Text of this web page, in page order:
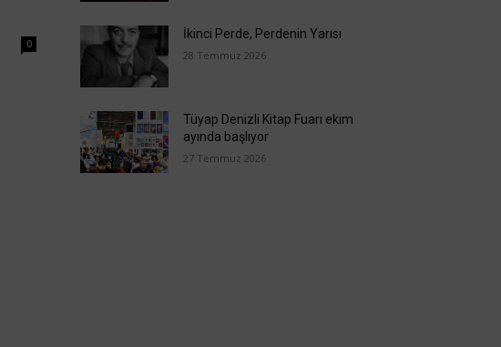
0
İkinci Perde, Perdenin Yarısı
28 Temmuz 2026
Tüyap Denizli Kitap Fuarı ekim
ayında başlıyor
27 Temmuz 2026